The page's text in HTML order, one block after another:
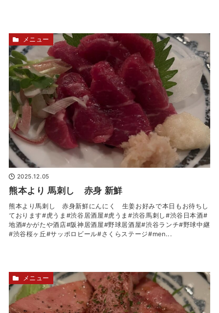
2025.12.05
熊本より 馬刺し 赤身 新鮮
熊本より馬刺し 赤身新鮮にんにく 生姜お好みで本日もお待ちし
ております#虎うま#渋谷居酒屋#虎うま#渋谷馬刺し#渋谷日本酒#
地酒#かがたや酒店#阪神居酒屋#野球居酒屋#渋谷ランチ#野球中継
#渋谷桜ヶ丘#サッポロビール#さくらステージ#men...
メニュー
メニュー